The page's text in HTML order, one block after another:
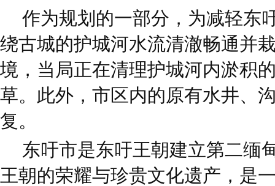
作为规划的一部分，为减轻东
绕古城的护城河水流清澈畅通并
境，当局正在清理护城河内淤积
草。此外，市区内的原有水井、
复。
东吁市是东吁王朝建立第二缅
王朝的荣耀与珍贵文化遗产，是